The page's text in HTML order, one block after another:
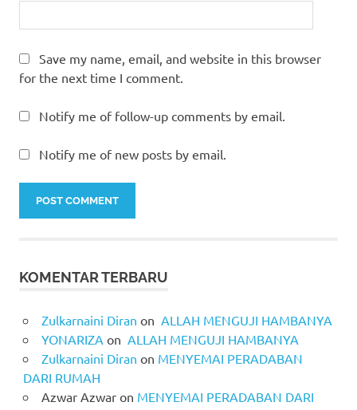
Save my name, email, and website in this browser
for the next time I comment.
Notify me of follow-up comments by email.
Notify me of new posts by email.
KOMENTAR TERBARU
Zulkarnaini Diran on ALLAH MENGUJI HAMBANYA
YONARIZA on ALLAH MENGUJI HAMBANYA
Zulkarnaini Diran on MENYEMAI PERADABAN
DARI RUMAH
Azwar Azwaron MENYEMAI PERADABAN DARI